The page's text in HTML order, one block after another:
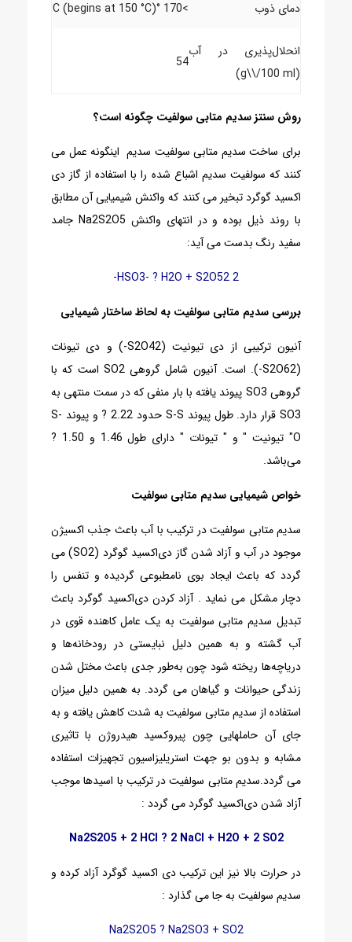
دمای ذوب >170 °C (begins at 150 °C)
انحلال‌پذیری در آب
(g\\/100 ml)
54
روش سنتز سدیم متابی سولفیت چگونه است؟
برای ساخت سدیم متابی سولفیت سدیم اینگونه عمل می
کنند که سولفیت سدیم اشباع شده را با استفاده از گاز دی‌
اکسید گوگرد تبخیر می کنند که واکنش شیمیایی آن مطابق
با روند ذیل بوده و در انتهای واکنش Na2S2O5 جامد
سفید رنگ بدست می آید:
2 HSO3- ? H2O + S2O52-
بررسی سدیم متابی‌ سولفیت به لحاظساختار شیمیایی
آنیون ترکیبی از دی تیونیت (S2O42-) و دی تیونات
(S2O62-). است. آنیون شامل گروهی SO2 است که با
گروهی SO3 پیوند یافته با بار منفی که در سمت منتهی به
SO3 قرار دارد. طول پیوند S-S حدود 2.22 ? و پیوند S-
O" تیونیت " و " تیونات " دارای طول 1.46 و 1.50 ?
می‌باشد.
خواص شیمیایی سدیم متابی‌ سولفیت
سدیم متابی سولفیت در ترکیب با آب باعث جذب اکسیژن
موجود در آب و آزاد شدن گاز دی‌اکسید گوگرد (SO2) می
گردد که باعث ایجاد بوی نامطبوعی گردیده و تنفس را
دچار مشکل می نماید . آزاد کردن دی‌اکسید گوگرد باعث
تبدیل سدیم متابی سولفیت به یک عامل کاهنده قوی در
آب گشته و به همین دلیل نبایستی در رودخانه‌ها و
دریاچه‌ها ریخته شود چون به‌طور جدی باعث مختل شدن
زندگی حیوانات و گیاهان می گردد. به همین دلیل میزان
استفاده از سدیم متابی سولفیت به شدت کاهش یافته و به
جای آن حاملهایی چون پیروکسید هیدروژن با تاثیری
مشابه و بدون بو جهت استریلیزاسیون تجهیزات استفاده
می گردد.سدیم متابی سولفیت در ترکیب با اسیدها موجب
آزاد شدن دی‌اکسید گوگرد می گردد :
Na2S2O5 + 2 HCl ? 2 NaCl + H2O + 2 SO2
در حرارت بالا نیز این ترکیب دی‌ اکسید گوگرد آزاد کرده و
سدیم سولفیت به جا می گذارد :
Na2S2O5 ? Na2SO3 + SO2